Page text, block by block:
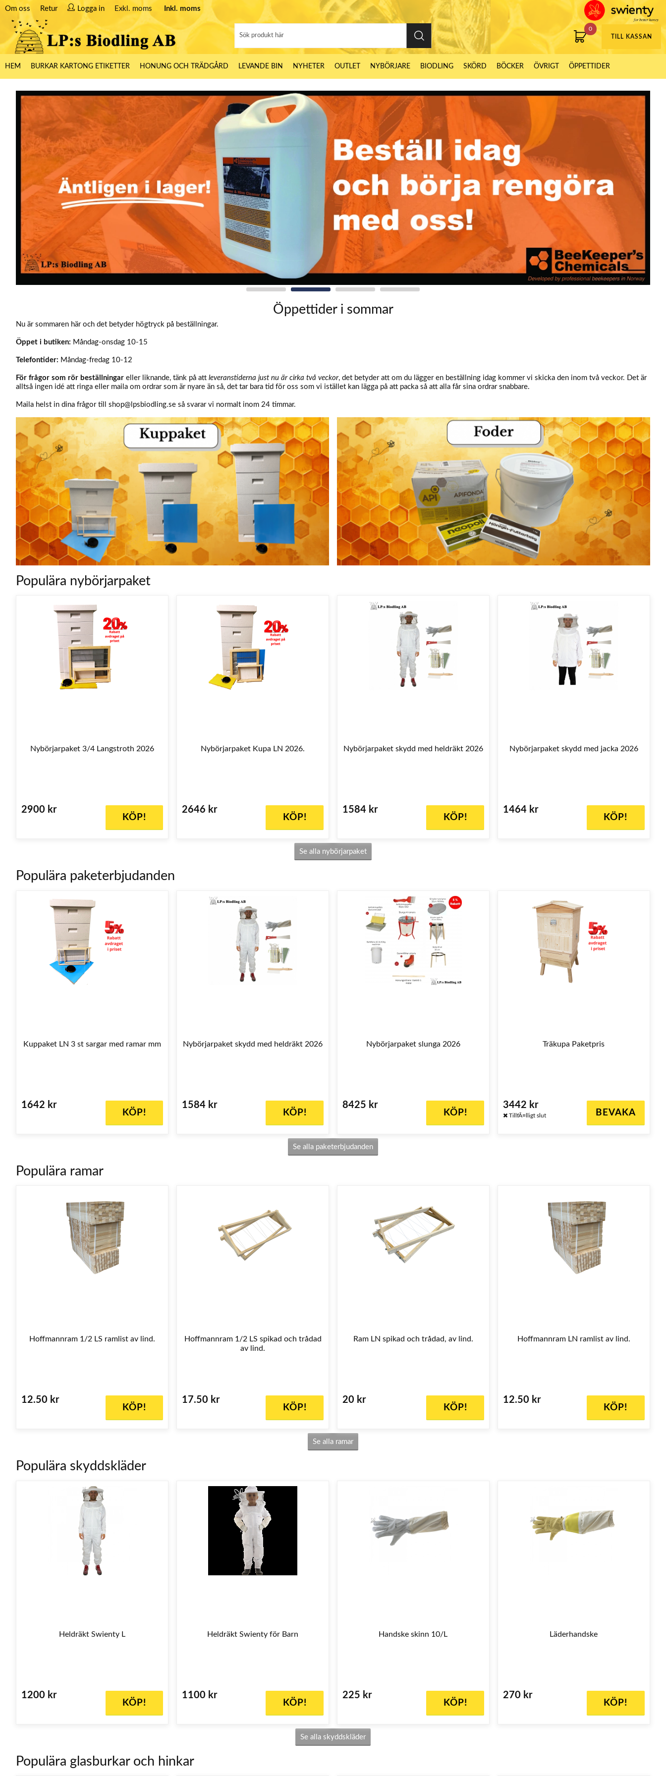
Om oss Retur Logga in Exkl. moms Inkl. moms
0
TILL KASSAN
HEM BURKAR KARTONG ETIKETTER HONUNG OCH TRÄDGÅRD LEVANDE BIN NYHETER OUTLET NYBÖRJARE BIODLING SKÖRD BÖCKER ÖVRIGT ÖPPETTIDER
Öppettider i sommar
Nu är sommaren här och det betyder högtryck på beställningar.
Öppet i butiken: Måndag-onsdag 10-15
Telefontider: Måndag-fredag 10-12
För frågor som rör beställningar eller liknande, tänk på att leveranstiderna just nu är cirka två veckor, det betyder att om du lägger en beställning idag kommer vi skicka den inom två veckor. Det är
alltså ingen idé att ringa eller maila om ordrar som är nyare än så, det tar bara tid för oss som vi istället kan lägga på att packa så att alla får sina ordrar snabbare.
Maila helst in dina frågor till shop@lpsbiodling.se så svarar vi normalt inom 24 timmar.
Populära nybörjarpaket
Nybörjarpaket 3/4 Langstroth 2026
2900 kr
KÖP!
Nybörjarpaket Kupa LN 2026.
2646 kr
KÖP!
Nybörjarpaket skydd med heldräkt 2026
1584 kr
KÖP!
Nybörjarpaket skydd med jacka 2026
1464 kr
KÖP!
Se alla nybörjarpaket
Populära paketerbjudanden
Kuppaket LN 3 st sargar med ramar mm
1642 kr
KÖP!
Nybörjarpaket skydd med heldräkt 2026
1584 kr
KÖP!
Nybörjarpaket slunga 2026
8425 kr
KÖP!
Träkupa Paketpris
3442 kr
BEVAKA
Se alla paketerbjudanden
Populära ramar
Hoffmannram 1/2 LS ramlist av lind.
12.50 kr
KÖP!
Hoffmannram 1/2 LS spikad och trådad
av lind.
17.50 kr
KÖP!
Ram LN spikad och trådad, av lind.
20 kr
KÖP!
Hoffmannram LN ramlist av lind.
12.50 kr
KÖP!
Se alla ramar
Populära skyddskläder
Heldräkt Swienty L
1200 kr
KÖP!
Heldräkt Swienty för Barn
1100 kr
KÖP!
Handske skinn 10/L
225 kr
KÖP!
Läderhandske
270 kr
KÖP!
Se alla skyddskläder
Populära glasburkar och hinkar